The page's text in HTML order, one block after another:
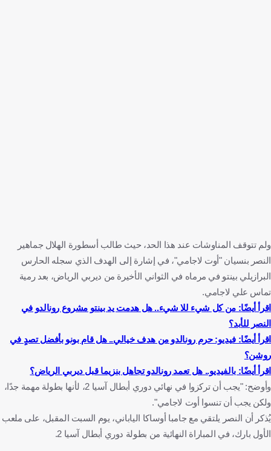
ولم تتوقف المناوشات عند هذا الحد، حيث طالب أسطورة الهلال جماهير
النصر بنسيان "أوت لاجامي"، في إشارة إلى الهدف الذي سجله الحارس
البرازيلي بينتو في مرماه في الثواني الأخيرة من ديربي الرياض، بعد رمية
تماس علي لاجامي.
اقرأ أيضًا: من كل شيء للا شيء.. هل هدمت يد بينتو مشروع رونالدو في
النصر للأبد؟
اقرأ أيضًا: فيديو: حرم رونالدو من هدف خيالي.. هل قام بونو بأفضل تصدٍ في
روشن؟
اقرأ أيضًا: بالفيديو.. هل تعمد رونالدو تجاهل بنزيما قبل ديربي الرياض؟
وأوضح: "يجب أن تركزوا في نهائي دوري أبطال آسيا 2، لأنها بطولة مهمة جدًا،
ولكن يجب أن تنسوا أوت لاجامي".
يُذكر أن النصر يلتقي مع جامبا أوساكا الياباني، يوم السبت المقبل، على ملعب
الأول بارك، في المباراة النهائية من بطولة دوري أبطال آسيا 2.